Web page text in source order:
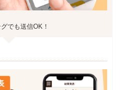
でも送信OK！